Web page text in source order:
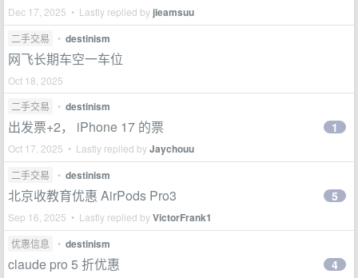
Dec 17, 2025 • Lastly replied by jieamsuu
二手交易 • destinism
网飞长期车空一车位
Oct 18, 2025
二手交易
• destinism
出发票+2， iPhone 17 的票
Oct 17, 2025 • Lastly replied byJaychouu
1
二手交易 • destinism
北京收教育优惠 AirPods Pro3
Sep 16, 2025 • Lastly replied byVictorFrank1
5
优惠信息 • destinism
claude pro 5 折优惠 4